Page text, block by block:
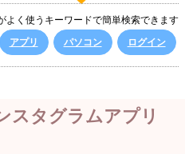
よく使うキーワードで簡単検索できます
アプリ パソコン ログイン
スタグラムアプリ